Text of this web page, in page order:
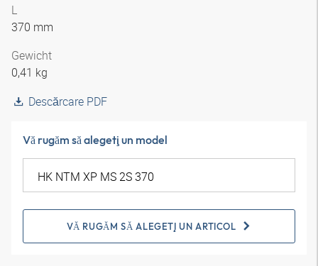
L
370 mm
Gewicht
0,41 kg
Descărcare PDF
Vă rugăm să alegeţi un model
VĂ RUGĂM SĂ ALEGEŢI UN ARTICOL